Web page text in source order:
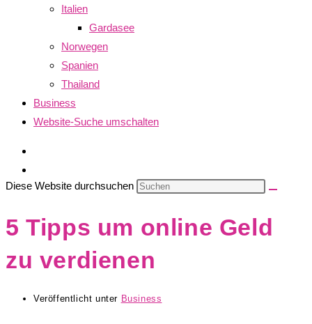
Italien
Gardasee
Norwegen
Spanien
Thailand
Business
Website-Suche umschalten
Diese Website durchsuchen
5 Tipps um online Geld
zu verdienen
Veröffentlicht unter Business